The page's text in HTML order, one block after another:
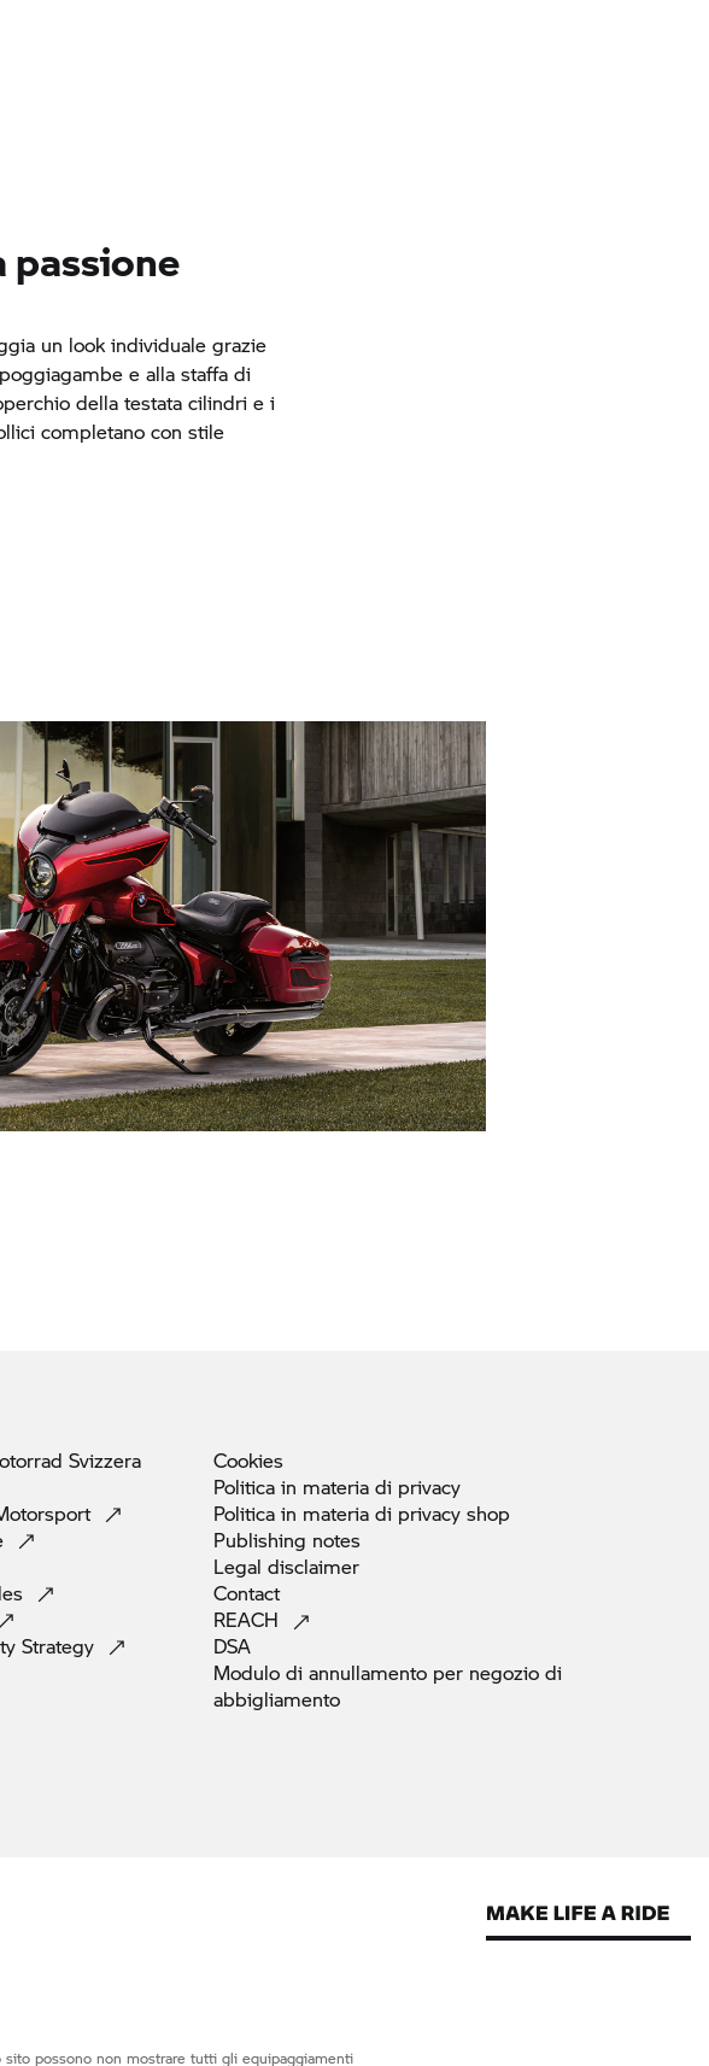
passione
un look individuale grazie
e alla staffa di
della testata cilindri e i
completano con stile
Svizzera
Strategy
Cookies
Politica in materia di privacy
Politica in materia di privacy shop
Publishing notes
Legal disclaimer
Contact
REACH
DSA
Modulo di annullamento per negozio di
abbigliamento
possono non mostrare tutti gli equipaggiamenti